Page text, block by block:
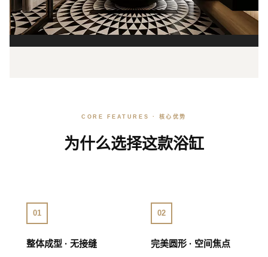
CORE FEATURES · 核心优势
为什么选择这款浴缸
01
整体成型 · 无接缝
02
完美圆形 · 空间焦点